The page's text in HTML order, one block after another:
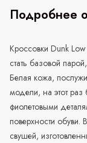
Подробнее
Кроссовки Dunk
стать базовой
Белая кожа,
модели, на этот
фиолетовыми
поверхности обуви.
свушей,